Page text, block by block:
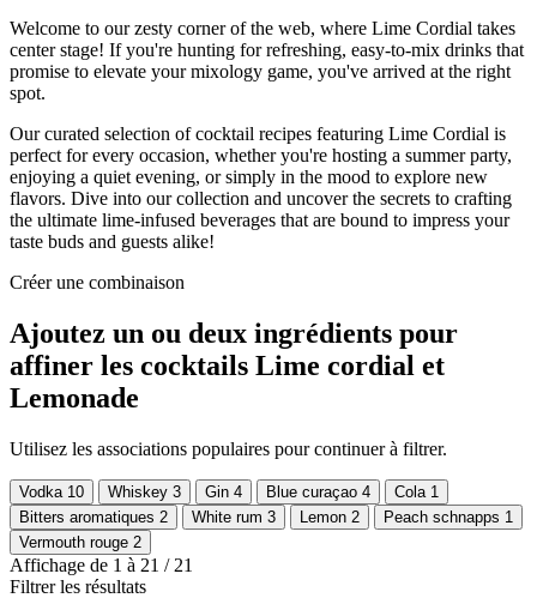
Welcome to our zesty corner of the web, where Lime Cordial takes
center stage! If you're hunting for refreshing, easy-to-mix drinks that
promise to elevate your mixology game, you've arrived at the right
spot.
Our curated selection of cocktail recipes featuring Lime Cordial is
perfect for every occasion, whether you're hosting a summer party,
enjoying a quiet evening, or simply in the mood to explore new
flavors. Dive into our collection and uncover the secrets to crafting
the ultimate lime-infused beverages that are bound to impress your
taste buds and guests alike!
Créer une combinaison
Ajoutez un ou deux ingrédients pour
affiner les cocktails Lime cordial et
Lemonade
Utilisez les associations populaires pour continuer à filtrer.
Vodka 10 Whiskey 3 Gin 4 Blue curaçao 4 Cola 1
Bitters aromatiques 2 White rum 3 Lemon 2 Peach schnapps 1
Vermouth rouge 2
Affichage de 1 à 21 / 21
Filtrer les résultats